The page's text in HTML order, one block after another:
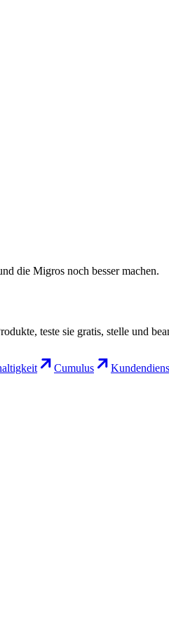
die Migros noch besser machen.
teste sie gratis, stelle und
Cumulus